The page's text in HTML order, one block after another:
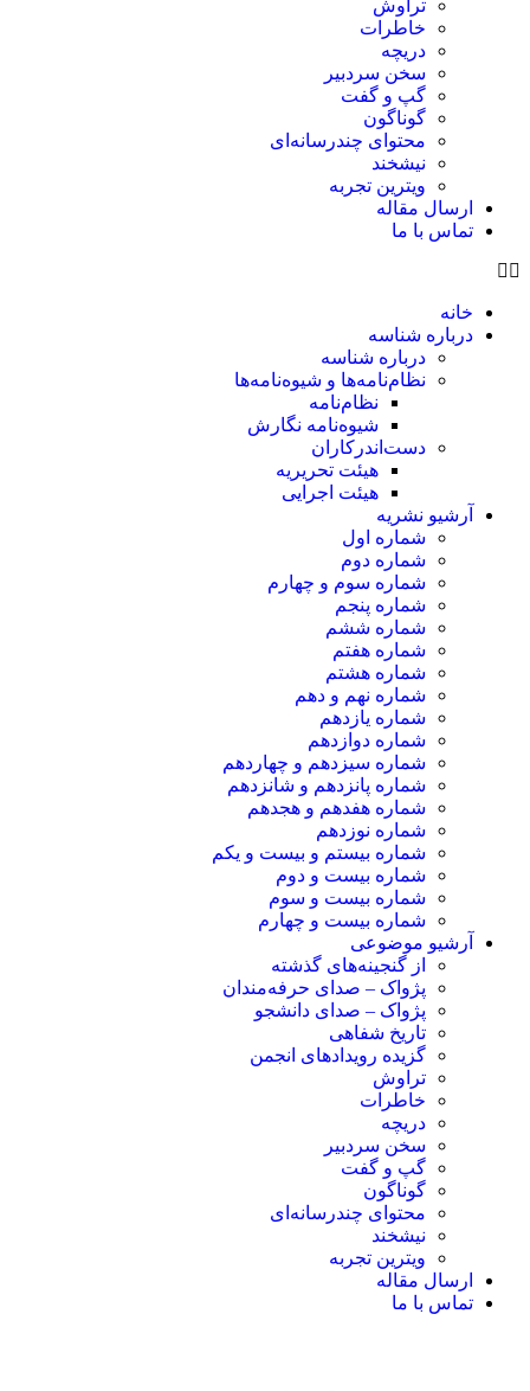
تراوش
خاطرات
دریچه
سخن سردبیر
گپ و گفت
گوناگون
محتوای چندرسانه‌ای
نیشخند
ویترین تجربه
ارسال مقاله
تماس با ما
خانه
درباره شناسه
درباره شناسه
نظام‌نامه‌ها و شیوه‌نامه‌ها
نظام‌نامه
شیوه‌نامه نگارش
دست‌اندرکاران
هیئت تحریریه
هیئت اجرایی
آرشیو نشریه
شماره اول
شماره دوم
شماره سوم و چهارم
شماره پنجم
شماره ششم
شماره هفتم
شماره هشتم
شماره نهم و دهم
شماره یازدهم
شماره دوازدهم
شماره سیزدهم و چهاردهم
شماره پانزدهم و شانزدهم
شماره هفدهم و هجدهم
شماره نوزدهم
شماره بیستم و بیست و یکم
شماره بیست و دوم
شماره بیست و سوم
شماره بیست و چهارم
آرشیو موضوعی
از گنجینه‌های گذشته
پژواک – صدای حرفه‌مندان
پژواک – صدای دانشجو
تاریخ شفاهی
گزیده رویدادهای انجمن
تراوش
خاطرات
دریچه
سخن سردبیر
گپ و گفت
گوناگون
محتوای چندرسانه‌ای
نیشخند
ویترین تجربه
ارسال مقاله
تماس با ما